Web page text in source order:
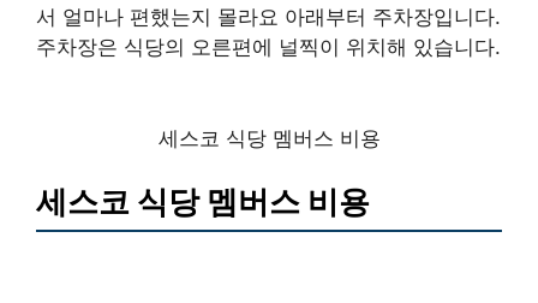
서 얼마나 편했는지 몰라요 아래부터 주차장입니다.
주차장은 식당의 오른편에 널찍이 위치해 있습니다.
세스코 식당 멤버스 비용
세스코 식당 멤버스 비용